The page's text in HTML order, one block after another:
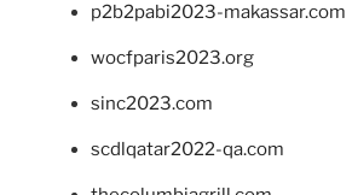
p2b2pabi2023-makassar.com
wocfparis2023.org
sinc2023.com
scdlqatar2022-qa.com